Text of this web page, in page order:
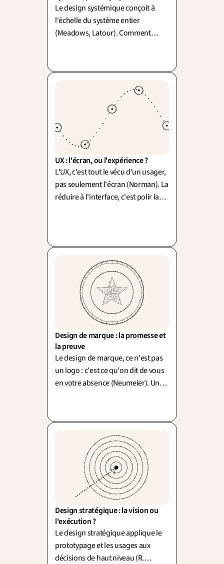
Le design systémique conçoit à
l'échelle du système entier
(Meadows, Latour). Comment
UX : l'écran, ou l'expérience ?
L'UX, c'est tout le vécu d'un usager,
pas seulement l'écran (Norman). La
réduire à l'interface, c'est polir la
Design de marque : la promesse et
la preuve
Le design de marque, ce n'est pas
un logo : c'est ce qu'on dit de vous
en votre absence (Neumeier). Une
Design stratégique : la vision ou
l'exécution ?
Le design stratégique applique le
prototypage et les usages aux
décisions de haut niveau (R.